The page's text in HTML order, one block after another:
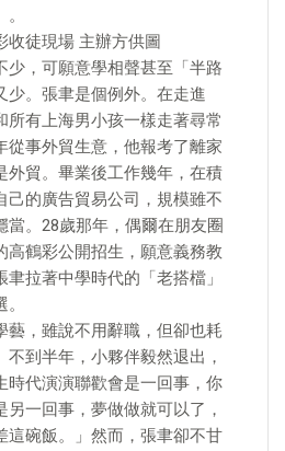
收徒現場 主辦方供圖
少，可願意學相聲甚至「半路
少。張聿是個例外。在走進
所有上海男小孩一樣走著尋常
從事外貿生意，他報考了離家
外貿。畢業後工作幾年，在積
己的廣告貿易公司，規模雖不
當。28歲那年，偶爾在朋友圈
高鶴彩公開招生，願意義務教
拉著中學時代的「老搭檔」
藝，雖說不用辭職，但卻也耗
到半年，小夥伴毅然退出，
時代演演聯歡會是一回事，你
一回事，夢做做就可以了，
這碗飯。」然而，張聿卻不甘